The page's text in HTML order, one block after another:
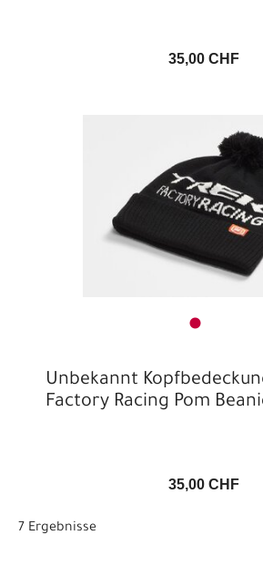
35,00 CHF
Unbekannt
Factory Racing Pom
35,00 CHF
7 Ergebnisse